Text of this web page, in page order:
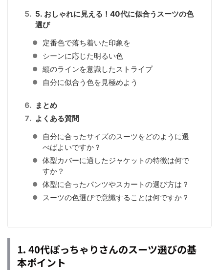
5. おしゃれに見える！40代に似合うスーツの色
選び
定番色で落ち着いた印象を
シーンに応じた明るい色
縦のラインを意識したストライプ
自分に似合う色を見極めよう
まとめ
よくある質問
自分に合ったサイズのスーツをどのように選
べばよいですか？
体型カバーに適したジャケットの特徴は何で
すか？
体型に合ったパンツやスカートの選び方は？
スーツの色選びで意識することは何ですか？
1. 40代ぽっちゃりさんのスーツ選びの基
本ポイント